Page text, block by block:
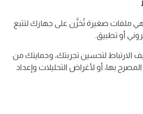
هي ملفات صغيرة تُخزَّن على جهازك لتتبع
أو تطبيق.
الارتباط لتحسين تجربتك، وحمايتك من
بها، أو لأغراض التحليلات وإعداد